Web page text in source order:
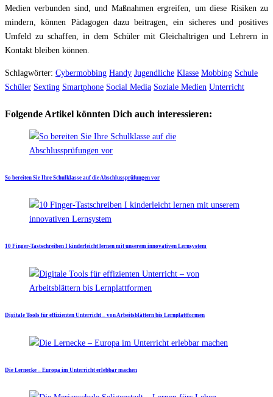
Medien verbunden sind, und Maßnahmen ergreifen, um diese Risiken zu
mindern, können Pädagogen dazu beitragen, ein sicheres und positives
Umfeld zu schaffen, in dem Schüler mit Gleichaltrigen und Lehrern in
Kontakt bleiben können.
Schlagwörter: Cybermobbing Handy Jugendliche Klasse Mobbing Schule
Schüler Sexting Smartphone Social Media Soziale Medien Unterricht
Folgende Artikel könnten Dich auch interessieren:
So bereiten Sie Ihre Schulklasse auf die Abschlussprüfungen vor
10 Finger-Tastschreiben I kinderleicht lernen mit unserem innovativen Lernsystem
Digitale Tools für effizienten Unterricht – von Arbeitsblättern bis Lernplattformen
Die Lernecke – Europa im Unterricht erlebbar machen